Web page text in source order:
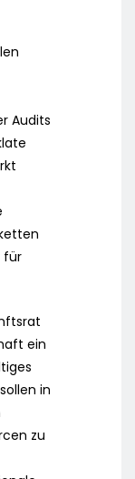
Audits
für
ein
in
zu